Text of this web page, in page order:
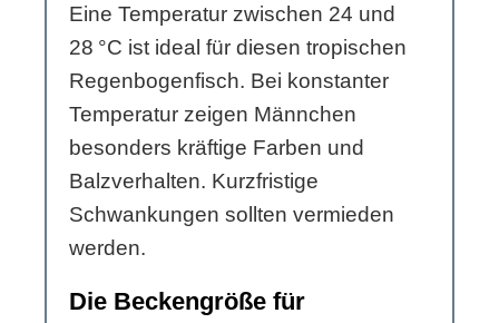
Eine Temperatur zwischen 24 und
28 °C ist ideal für diesen tropischen
Regenbogenfisch. Bei konstanter
Temperatur zeigen Männchen
besonders kräftige Farben und
Balzverhalten. Kurzfristige
Schwankungen sollten vermieden
werden.
Die Beckengröße für